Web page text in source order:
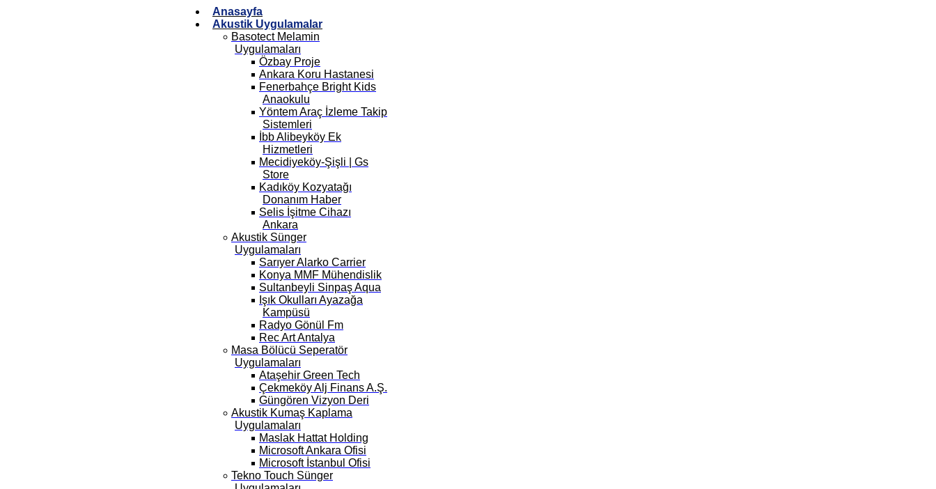
Anasayfa
Akustik Uygulamalar
Basotect Melamin
Uygulamaları
Özbay Proje
Ankara Koru Hastanesi
Fenerbahçe Bright Kids
Anaokulu
Yöntem Araç İzleme Takip
Sistemleri
İbb Alibeyköy Ek
Hizmetleri
Mecidiyeköy-Şişli | Gs
Store
Kadıköy Kozyatağı
Donanım Haber
Selis İşitme Cihazı
Ankara
Akustik Sünger
Uygulamaları
Sarıyer Alarko Carrier
Konya MMF Mühendislik
Sultanbeyli Sinpaş Aqua
Işık Okulları Ayazağa
Kampüsü
Radyo Gönül Fm
Rec Art Antalya
Masa Bölücü Seperatör
Uygulamaları
Ataşehir Green Tech
Çekmeköy Alj Finans A.Ş.
Güngören Vizyon Deri
Akustik Kumaş Kaplama
Uygulamaları
Maslak Hattat Holding
Microsoft Ankara Ofisi
Microsoft İstanbul Ofisi
Tekno Touch Sünger